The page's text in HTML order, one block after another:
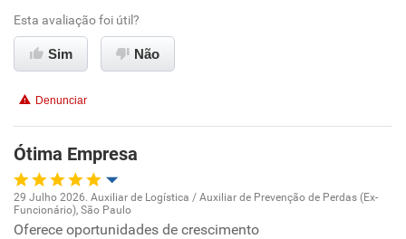
Ambiente de trabalho
Conciliação com a vida familiar
Recomenda esta empresa
Esta avaliação foi útil?
Sim Não
Denunciar
Ótima Empresa
Oportunidade de promoção
29 Julho 2026. Auxiliar de Logística / Auxiliar de Prevenção de Perdas (Ex-
Funcionário), São Paulo
Oferece oportunidades de crescimento